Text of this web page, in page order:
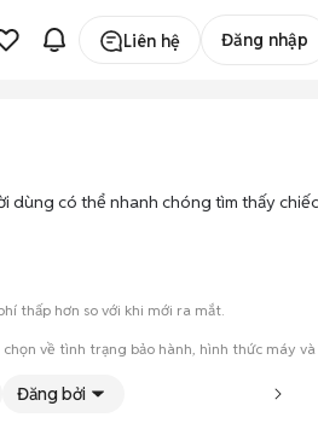
Liên hệ Đăng nhập
dùng có thể nhanh chóng tìm thấy chiếc
thấp hơn so với khi mới ra mắt.
về tình trạng bảo hành, hình thức máy và
Đăng bởi